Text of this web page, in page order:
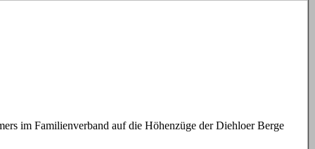
im Familienverband auf die Höhenzüge der Diehloer Berge